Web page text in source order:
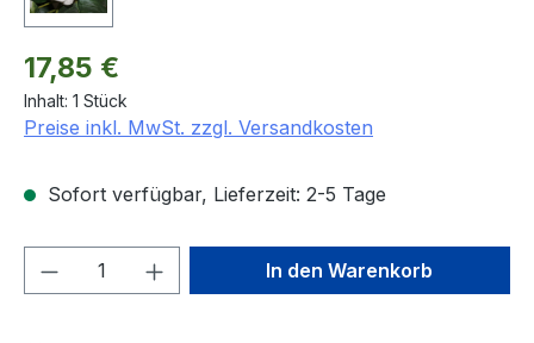
Regulärer Preis:
17,85 €
Inhalt: 1 Stück
Preise inkl. MwSt. zzgl. Versandkosten
Sofort verfügbar, Lieferzeit: 2-5 Tage
Produkt Anzahl: Gib denIn den Warenkorb